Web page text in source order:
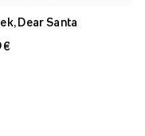
Dear Santa
€